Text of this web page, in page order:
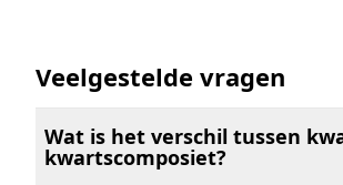
Veelgestelde vragen
Wat is het verschil tussen
kwartscomposiet?